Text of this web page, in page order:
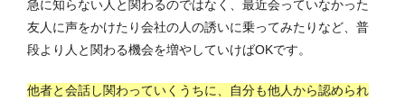
急に知らない人と関わるのではなく、最近会っていなかった
友人に声をかけたり会社の人の誘いに乗ってみたりなど、普
段より人と関わる機会を増やしていけばOKです。
他者と会話し関わっていくうちに、自分も他人から認められ